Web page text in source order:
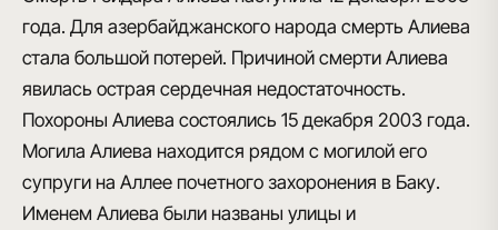
года. Для азербайджанского народа смерть Алиева
стала большой потерей. Причиной смерти Алиева
явилась острая сердечная недостаточность.
Похороны Алиева состоялись 15 декабря 2003 года.
Могила Алиева находится рядом с могилой его
супруги на Аллее почетного захоронения в Баку.
Именем Алиева были названы улицы и